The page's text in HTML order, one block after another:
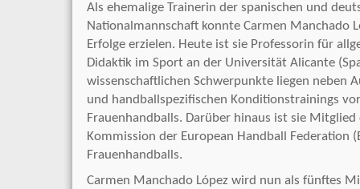
Als ehemalige Trainerin der spanischen und
Nationalmannschaft konnte Carmen Manchado
Erfolge erzielen. Heute ist sie Professorin für
Didaktik im Sport an der Universität Alicante
wissenschaftlichen Schwerpunkte liegen neben
und handballspezifischen Konditionstrainings
Frauenhandballs. Darüber hinaus ist sie
Kommission der European Handball Federation
Frauenhandballs.
Carmen Manchado López wird nun als fünftes